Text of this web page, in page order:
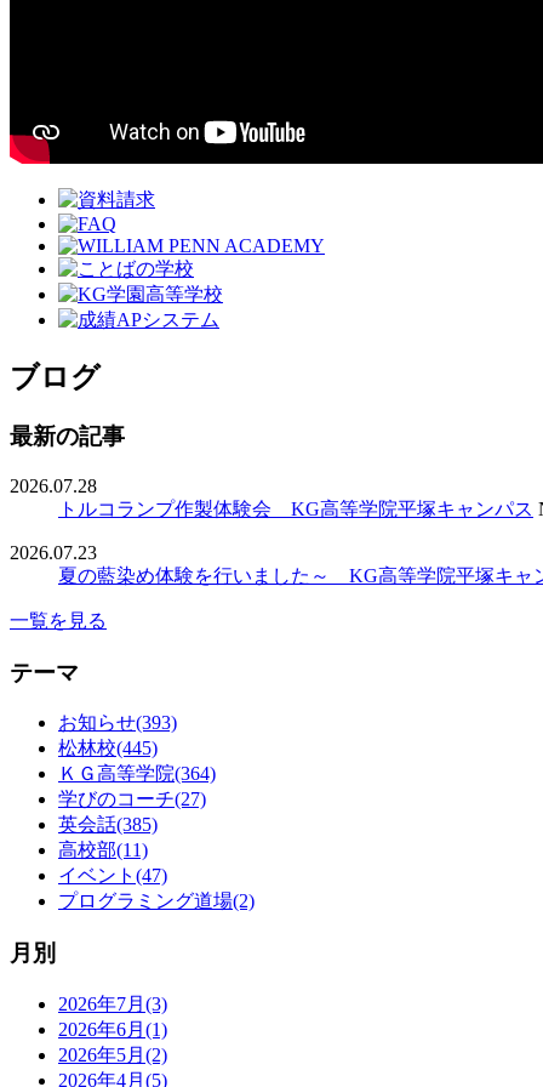
ブログ
最新の記事
2026.07.28
トルコランプ作製体験会 KG高等学院平塚キャンパス
2026.07.23
夏の藍染め体験を行いました～ KG高等学院平塚キャ
一覧を見る
テーマ
お知らせ(393)
松林校(445)
ＫＧ高等学院(364)
学びのコーチ(27)
英会話(385)
高校部(11)
イベント(47)
プログラミング道場(2)
月別
2026年7月(3)
2026年6月(1)
2026年5月(2)
2026年4月(5)